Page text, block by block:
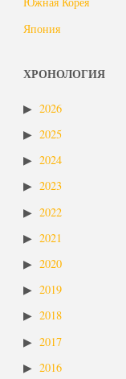
Япония
ХРОНОЛОГИЯ
2026
2025
2024
2023
2022
2021
2020
2019
2018
2017
2016